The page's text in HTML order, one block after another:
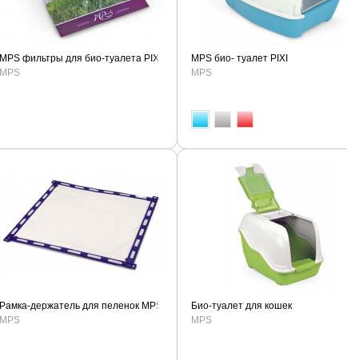
MPS фильтры для био-туалета PIXI
MPS
MPS био- туалет PIXI
MPS
Рамка-держатель для пеленок MPS
MPS
Био-туалет для кошек
MPS